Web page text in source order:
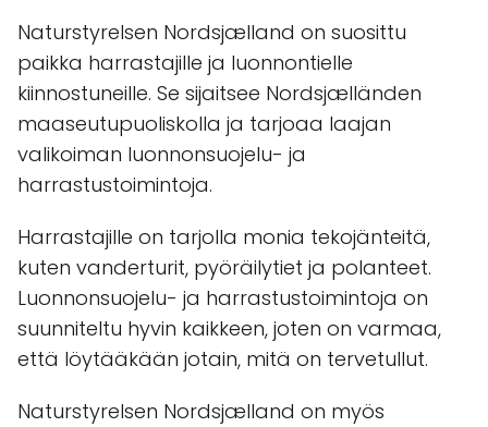
Naturstyrelsen Nordsjælland on suosittu
paikka harrastajille ja luonnontielle
kiinnostuneille. Se sijaitsee Nordsjælländen
maaseutupuoliskolla ja tarjoaa laajan
valikoiman luonnonsuojelu- ja
harrastustoimintoja.
Harrastajille on tarjolla monia tekojänteitä,
kuten vanderturit, pyöräilytiet ja polanteet.
Luonnonsuojelu- ja harrastustoimintoja on
suunniteltu hyvin kaikkeen, joten on varmaa,
että löytääkään jotain, mitä on tervetullut.
Naturstyrelsen Nordsjælland on myös